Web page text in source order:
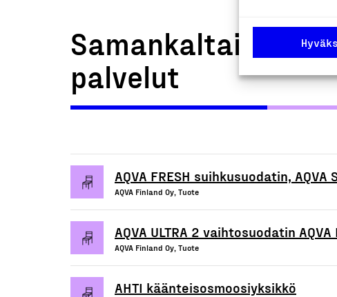
Samankaltaiset
palvelut
AQVA FRESH suihkusuodatin,
AQVA Finland Oy, Tuote
AQVA ULTRA 2 vaihtosuodatin
AQVA Finland Oy, Tuote
AHTI käänteisosmoosiyksikkö